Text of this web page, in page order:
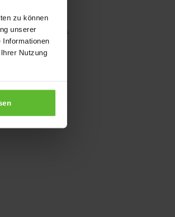
zu können
unserer
Informationen
Nutzung
more information).